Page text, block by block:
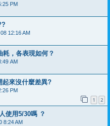
PM
12:16 AM
耗，各表現如何？
AM
起來沒什麼差異?
PM
1 2
使用5/30嗎 ？
8:24 AM